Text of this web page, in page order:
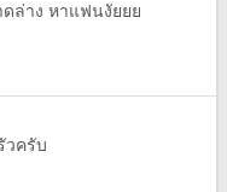
ล่าง หาแฟนงัยยย
วครับ